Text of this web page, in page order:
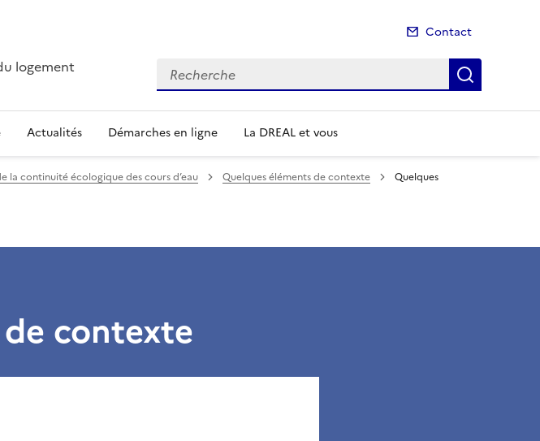
logement
Contact
Recherche
Actualités Démarches en ligne La DREAL et vous
la continuité écologique des cours d’eau Quelques éléments de contexte
Quelques
contexte